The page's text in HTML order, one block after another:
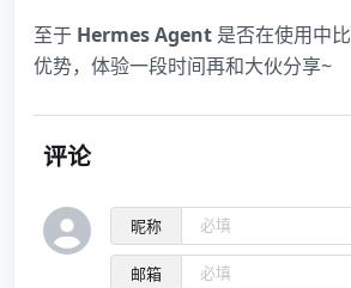
至于 Hermes Agent是否在使用中比
优势，体验一段时间再和大伙分享~
评论
昵称
邮箱